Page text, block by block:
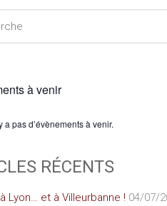
à venir
a pas d’évènements à venir.
RÉCENTS
Lyon… et à Villeurbanne ! 04/07/